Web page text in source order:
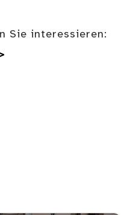
Sie interessieren: